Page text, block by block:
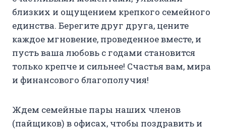
близких и ощущением крепкого семейного
единства. Берегите друг друга, цените
каждое мгновение, проведенное вместе, и
пусть ваша любовь с годами становится
только крепче и сильнее! Счастья вам, мира
и финансового благополучия!
Ждем семейные пары наших членов
(пайщиков) в офисах, чтобы поздравить и